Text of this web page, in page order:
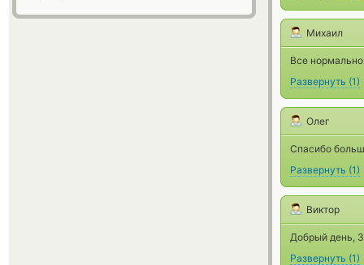
Михаил
Все
Развернуть (1)
Олег
Спасибо
Развернуть (1)
Виктор
Добрый день,
Развернуть (1)